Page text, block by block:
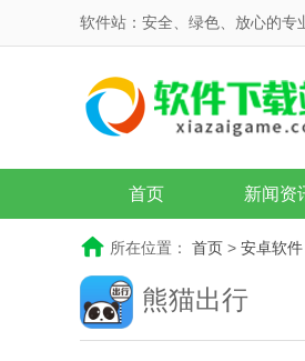
软件站：安全、绿色、放心的专
首页 新闻资
所在位置： 首页 > 安卓软件
熊猫出行